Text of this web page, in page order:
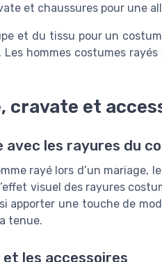
et chaussures pour une
et du tissu pour un
hommes costumes
cravate et
avec les rayures du
rayé lors d’un mariage,
visuel des rayures
apporter une touche de
tenue.
les accessoires